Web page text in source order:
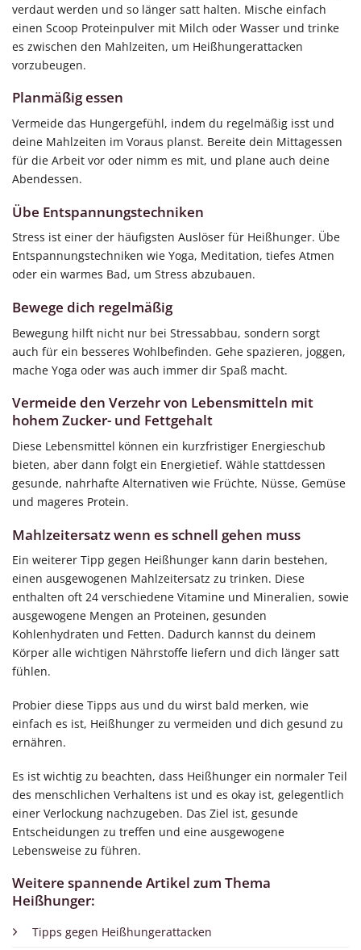
verdaut werden und so länger satt halten. Mische einfach
einen Scoop Proteinpulver mit Milch oder Wasser und trinke
es zwischen den Mahlzeiten, um Heißhungerattacken
vorzubeugen.
Planmäßig essen
Vermeide das Hungergefühl, indem du regelmäßig isst und
deine Mahlzeiten im Voraus planst. Bereite dein Mittagessen
für die Arbeit vor oder nimm es mit, und plane auch deine
Abendessen.
Übe Entspannungstechniken
Stress ist einer der häufigsten Auslöser für Heißhunger. Übe
Entspannungstechniken wie Yoga, Meditation, tiefes Atmen
oder ein warmes Bad, um Stress abzubauen.
Bewege dich regelmäßig
Bewegung hilft nicht nur bei Stressabbau, sondern sorgt
auch für ein besseres Wohlbefinden. Gehe spazieren, joggen,
mache Yoga oder was auch immer dir Spaß macht.
Vermeide den Verzehr von Lebensmitteln mit
hohem Zucker- und Fettgehalt
Diese Lebensmittel können ein kurzfristiger Energieschub
bieten, aber dann folgt ein Energietief. Wähle stattdessen
gesunde, nahrhafte Alternativen wie Früchte, Nüsse, Gemüse
und mageres Protein.
Mahlzeitersatz wenn es schnell gehen muss
Ein weiterer Tipp gegen Heißhunger kann darin bestehen,
einen ausgewogenen Mahlzeitersatz zu trinken. Diese
enthalten oft 24 verschiedene Vitamine und Mineralien, sowie
ausgewogene Mengen an Proteinen, gesunden
Kohlenhydraten und Fetten. Dadurch kannst du deinem
Körper alle wichtigen Nährstoffe liefern und dich länger satt
fühlen.
Probier diese Tipps aus und du wirst bald merken, wie
einfach es ist, Heißhunger zu vermeiden und dich gesund zu
ernähren.
Es ist wichtig zu beachten, dass Heißhunger ein normaler Teil
des menschlichen Verhaltens ist und es okay ist, gelegentlich
einer Verlockung nachzugeben. Das Ziel ist, gesunde
Entscheidungen zu treffen und eine ausgewogene
Lebensweise zu führen.
Weitere spannende Artikel zum Thema
Heißhunger:
Tipps gegen Heißhungerattacken